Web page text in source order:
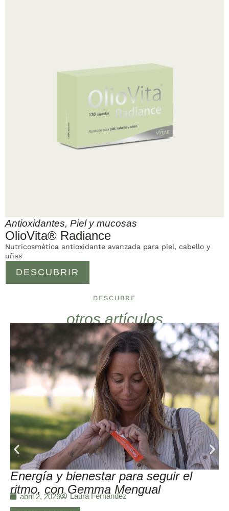
Antioxidantes, Piel y mucosas
OlioVita® Radiance
DESCUBRIR
Nutricosmética antioxidante avanzada para piel, cabello y
uñas
DESCUBRE
otros artículos
Energía y bienestar para seguir el
ritmo, con Gemma Mengual
abril 2, 2026 Laura Fernández